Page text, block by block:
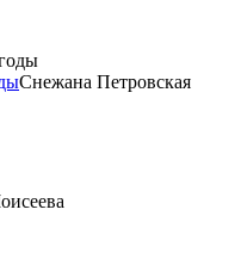
Снежана Петровская